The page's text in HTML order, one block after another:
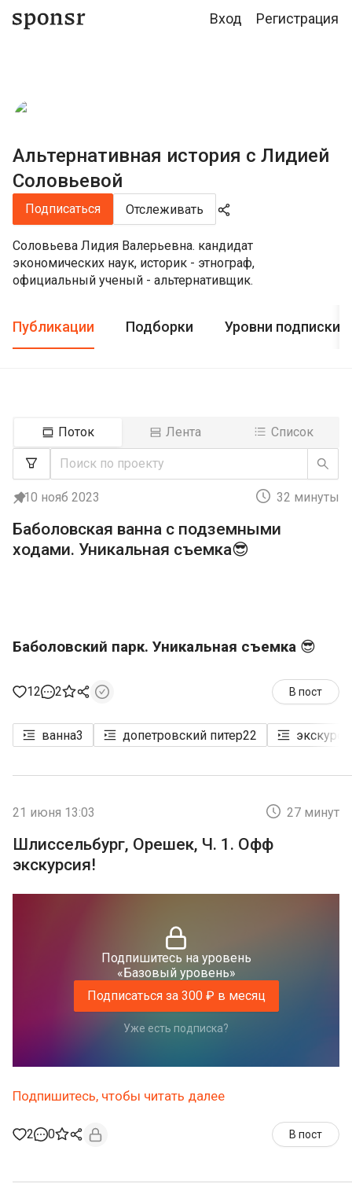
Вход Регистрация
Альтернативная история с Лидией
Соловьевой
Подписаться Отслеживать
Соловьева Лидия Валерьевна. кандидат
экономических наук, историк - этнограф,
официальный ученый - альтернативщик.
Публикации Подборки Уровни подписки
Поток Лента Список
10 нояб 2023 32 минуты
Баболовская ванна с подземными
ходами. Уникальная съемка😎
Баболовский парк. Уникальная съемка 😎
12 2 В пост
ванна3 допетровский питер22
21 июня 13:03 27 минут
Шлиссельбург, Орешек, Ч. 1. Офф
экскурсия!
Подпишитесь на уровень
«Базовый уровень»
Подписаться за 300 ₽ в месяц
Уже есть подписка?
Подпишитесь, чтобы читать далее
2 0 В пост